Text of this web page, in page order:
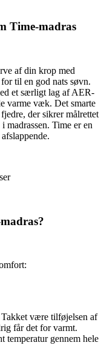
Time-madras
af din krop med
til en god nats søvn.
et særligt lag af AER-
varme væk. Det smarte
der sikrer målrettet
madrassen. Time er en
Takket være tilføjelsen af
får det for varmt.
temperatur gennem hele